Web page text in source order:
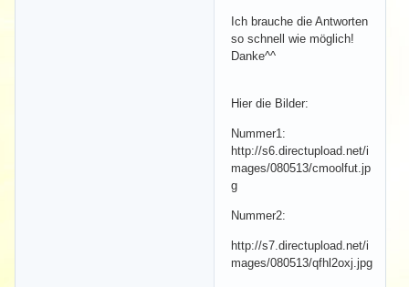
Ich brauche die Antworten
so schnell wie möglich!
Danke^^
Hier die Bilder:
Nummer1:
http://s6.directupload.net/i
mages/080513/cmoolfut.jp
g
Nummer2:
http://s7.directupload.net/i
mages/080513/qfhl2oxj.jpg